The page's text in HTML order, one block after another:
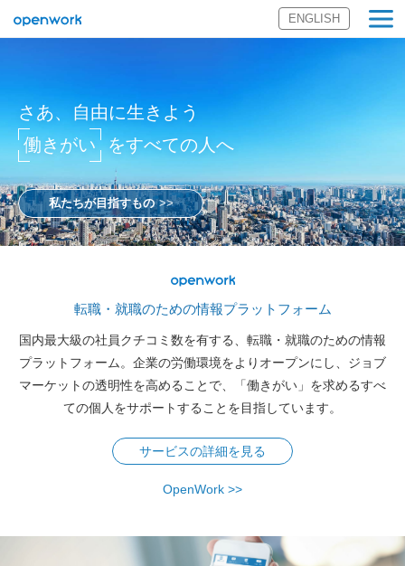
ENGLISH
さあ、自由に生きよう
働きがい をすべての人へ
私たちが目指すもの
転職・就職のための情報プラットフォーム
国内最大級の社員クチコミ数を有する、転職・就職のための情報
プラットフォーム。企業の労働環境をよりオープンにし、ジョブ
マーケットの透明性を高めることで、「働きがい」を求めるすべ
ての個人をサポートすることを目指しています。
サービスの詳細を見る
OpenWork >>